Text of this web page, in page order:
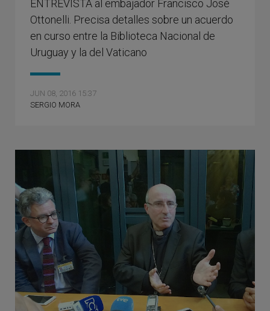
ENTREVISTA al embajador Francisco José
Ottonelli. Precisa detalles sobre un acuerdo
en curso entre la Biblioteca Nacional de
Uruguay y la del Vaticano
JUN 08, 2016 15:37
SERGIO MORA